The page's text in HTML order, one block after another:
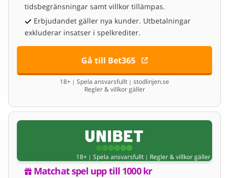
tidsbegränsningar samt villkor tillämpas.
Erbjudandet gäller nya kunder. Utbetalningar
exkluderar insatser i spelkrediter.
Gå till Bet365
18+ | Spela ansvarsfullt | stodlinjen.se
Regler & villkor gäller
18+ | Spela ansvarsfullt | Regler & villkor gäller
Matchat spel upp till 1000 kr